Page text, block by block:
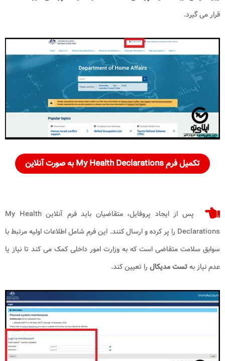
قرار می گیرد.
تکمیل فرم My Health Declarations به صورت آنلاین
پس از ایجاد پروفایل، متقاضیان باید فرم آنلاین My Health
Declarations را پر کرده و ارسال کنند. این فرم شامل اطلاعات اولیه مرتبط با
سوابق سلامت متقاضی است که به وزارت امور داخلی کمک می کند تا نیاز یا
عدم نیاز بهتست مدیکال را تعیین کند.